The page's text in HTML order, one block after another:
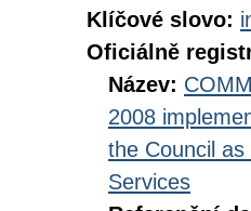
Klíčové slovo:
Oficiálně
Název:
2008
the Council
Services